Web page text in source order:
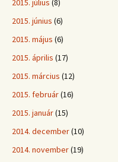
2015. július (8)
2015. június (6)
2015. május (6)
2015. április (17)
2015. március (12)
2015. február(16)
2015. január(15)
2014. december(10)
2014. november(19)